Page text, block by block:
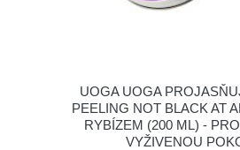
UOGA UOGA
PEELING NOT BLACK AT
RYBÍZEM (200 ML) -
VYŽIVENOU